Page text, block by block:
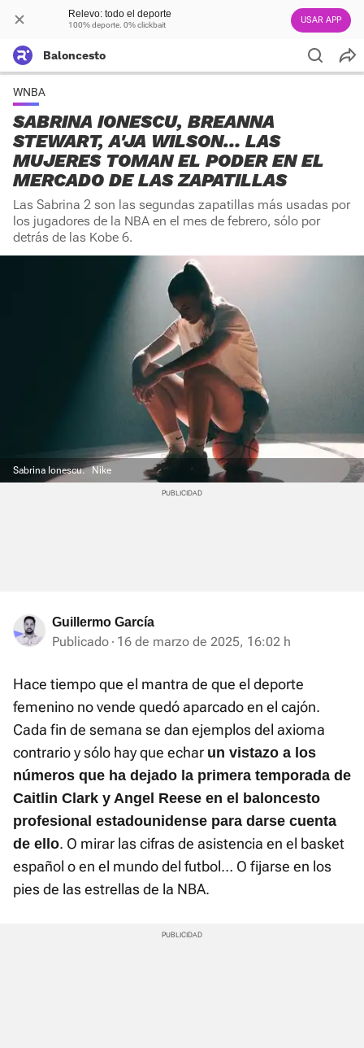
Relevo: todo el deporte
100% deporte. 0% clickbait USAR APP
Baloncesto
WNBA
SABRINA IONESCU, BREANNA
STEWART, A'JA WILSON… LAS
MUJERES TOMAN EL PODER EN EL
MERCADO DE LAS ZAPATILLAS
Las Sabrina 2 son las segundas zapatillas más usadas por
los jugadores de la NBA en el mes de febrero, sólo por
detrás de las Kobe 6.
Sabrina Ionescu. Nike
Guillermo García
Publicado 16 de marzo de 2025, 16:02 h
Hace tiempo que el mantra de que el deporte
femenino no vende quedó aparcado en el cajón.
Cada fin de semana se dan ejemplos del axioma
contrario y sólo hay que echar un vistazo a los
números que ha dejado la primera temporada de
Caitlin Clark y Angel Reese en el baloncesto
profesional estadounidense para darse cuenta
de ello. O mirar las cifras de asistencia en el basket
español o en el mundo del futbol… O fijarse en los
pies de las estrellas de la NBA.